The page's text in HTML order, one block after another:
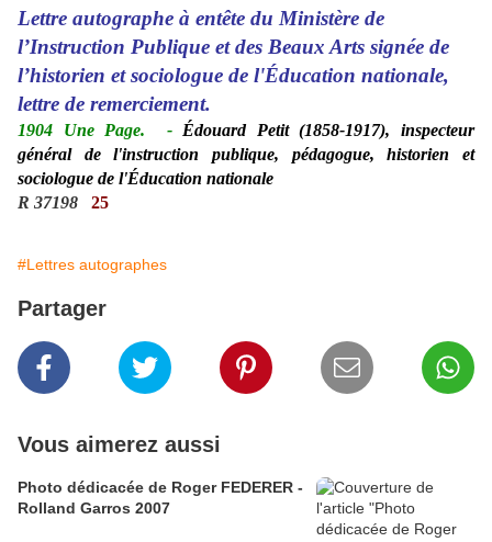
Lettre autographe à entête du Ministère de
l’Instruction Publique et des Beaux Arts signée de
l’historien et sociologue de l'Éducation nationale,
lettre de remerciement.
1904 Une Page. - Édouard Petit (1858-1917), inspecteur
général de l'instruction publique, pédagogue, historien et
sociologue de l'Éducation nationale
R 37198
25
#Lettres autographes
Partager
Vous aimerez aussi
Photo dédicacée de Roger FEDERER -
Rolland Garros 2007